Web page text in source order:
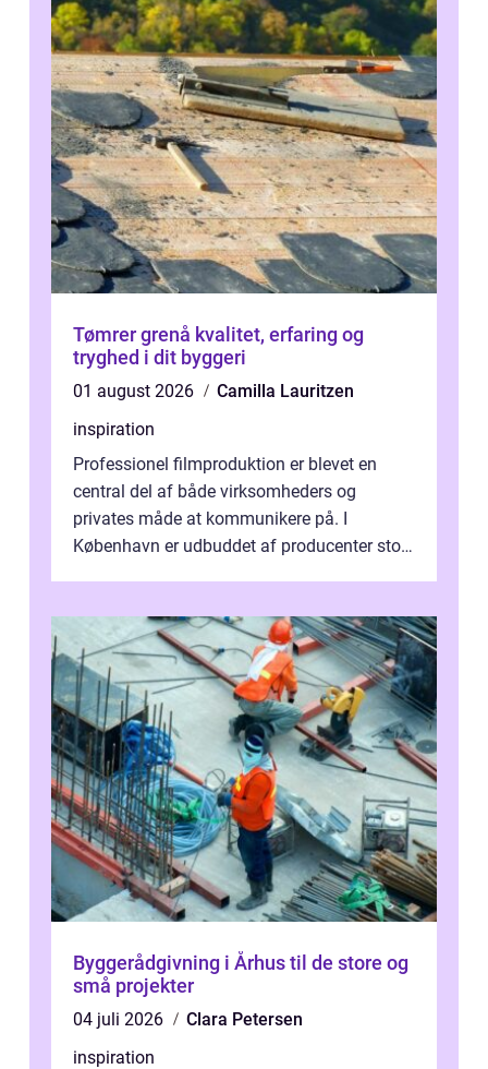
Tømrer grenå kvalitet, erfaring og
tryghed i dit byggeri
01 august 2026
Camilla Lauritzen
inspiration
Professionel filmproduktion er blevet en
central del af både virksomheders og
privates måde at kommunikere på. I
København er udbuddet af producenter stort,
Byggerådgivning i Århus til de store og
små projekter
04 juli 2026
Clara Petersen
inspiration